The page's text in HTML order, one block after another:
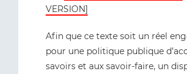
VERSION]
Afin que ce texte soit un réel
pour une politique publique
savoirs et aux savoir-faire, un